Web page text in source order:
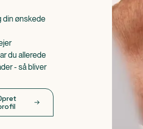
din ønskede
du allerede
- så bliver